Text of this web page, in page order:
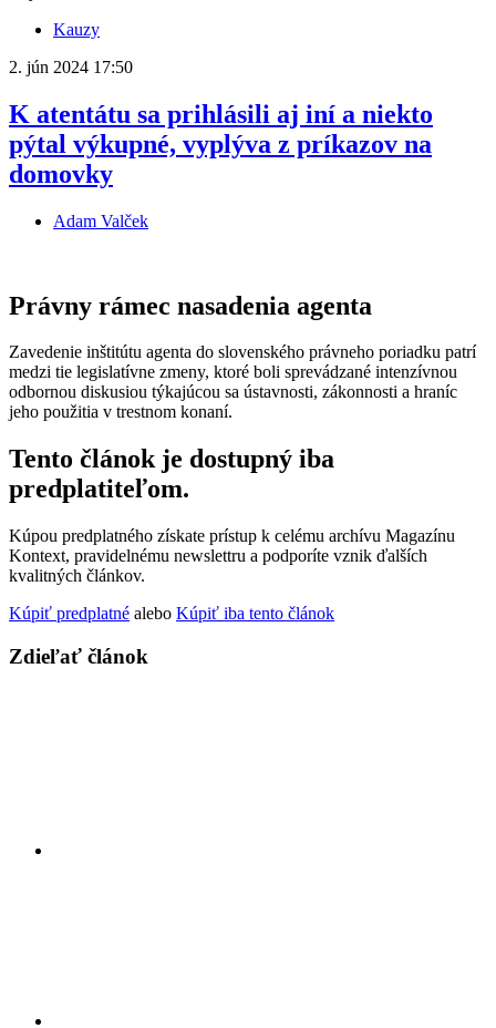
Kauzy
2. jún 2024 17:50
K atentátu sa prihlásili aj iní a niekto
pýtal výkupné, vyplýva z príkazov na
domovky
Adam Valček
Právny rámec nasadenia agenta
Zavedenie inštitútu agenta do slovenského právneho poriadku patrí
medzi tie legislatívne zmeny, ktoré boli sprevádzané intenzívnou
odbornou diskusiou týkajúcou sa ústavnosti, zákonnosti a hraníc
jeho použitia v trestnom konaní.
Tento článok je dostupný iba
predplatiteľom.
Kúpou predplatného získate prístup k celému archívu Magazínu
Kontext, pravidelnému newslettru a podporíte vznik ďalších
kvalitných článkov.
Kúpiť predplatné alebo Kúpiť iba tento článok
Zdieľať článok